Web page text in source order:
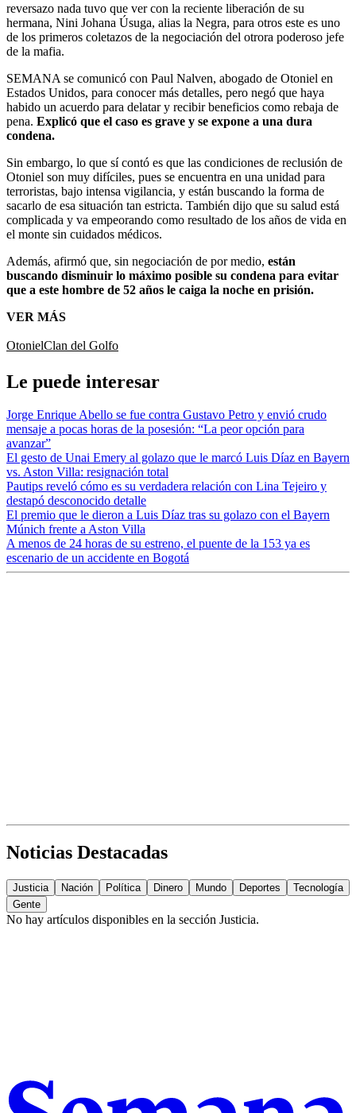
reversazo nada tuvo que ver con la reciente liberación de su
hermana, Nini Johana Úsuga, alias la Negra, para otros este es uno
de los primeros coletazos de la negociación del otrora poderoso jefe
de la mafia.
SEMANA se comunicó con Paul Nalven, abogado de Otoniel en
Estados Unidos, para conocer más detalles, pero negó que haya
habido un acuerdo para delatar y recibir beneficios como rebaja de
pena. Explicó que el caso es grave y se expone a una dura
condena.
Sin embargo, lo que sí contó es que las condiciones de reclusión de
Otoniel son muy difíciles, pues se encuentra en una unidad para
terroristas, bajo intensa vigilancia, y están buscando la forma de
sacarlo de esa situación tan estricta. También dijo que su salud está
complicada y va empeorando como resultado de los años de vida en
el monte sin cuidados médicos.
Además, afirmó que, sin negociación de por medio, están
buscando disminuir lo máximo posible su condena para evitar
que a este hombre de 52 años le caiga la noche en prisión.
VER MÁS
OtonielClan del Golfo
Le puede interesar
Jorge Enrique Abello se fue contra Gustavo Petro y envió crudo
mensaje a pocas horas de la posesión: “La peor opción para
avanzar”
El gesto de Unai Emery al golazo que le marcó Luis Díaz en Bayern
vs. Aston Villa: resignación total
Pautips reveló cómo es su verdadera relación con Lina Tejeiro y
destapó desconocido detalle
El premio que le dieron a Luis Díaz tras su golazo con el Bayern
Múnich frente a Aston Villa
A menos de 24 horas de su estreno, el puente de la 153 ya es
escenario de un accidente en Bogotá
Noticias Destacadas
Justicia Nación Política Dinero Mundo Deportes
Tecnología
Gente
No hay artículos disponibles en la sección Justicia.